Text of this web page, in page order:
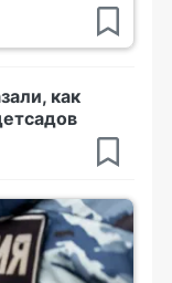
как